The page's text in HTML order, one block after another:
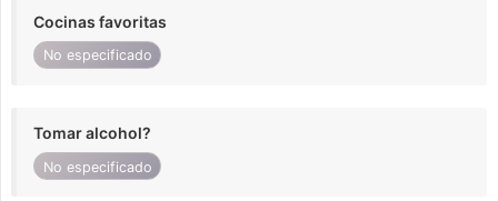
Cocinas favoritas
No especificado
Tomar alcohol?
No especificado